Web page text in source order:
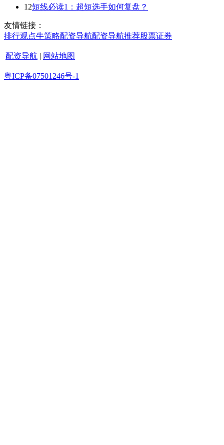
12短线必读1：超短选手如何复盘？
友情链接：
排行观点牛策略配资导航配资导航推荐股票证券
配资导航 | 网站地图
粤ICP备07501246号-1